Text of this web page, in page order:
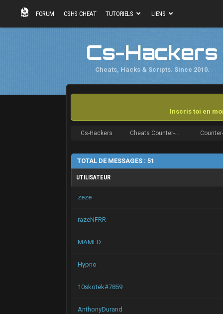
FORUM CSHS CHEAT TUTORIELS LIENS
Cs-Hackers
Cheats, Hacks & Scripts. Since 2010.
Inscris toi en
Cs-Hackers Cheats Counter-Strike
TOTAL DE MESSAGES : 51
UTILISATEUR
zeze
razeNFRR
MAMED
Hypno
10skotek#7859
AnthonyDurand